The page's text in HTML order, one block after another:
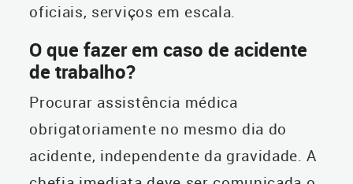
oficiais, serviços em escala.
O que fazer em caso de acidente
de trabalho?
Procurar assistência médica
obrigatoriamente no mesmo dia do
acidente, independente da gravidade. A